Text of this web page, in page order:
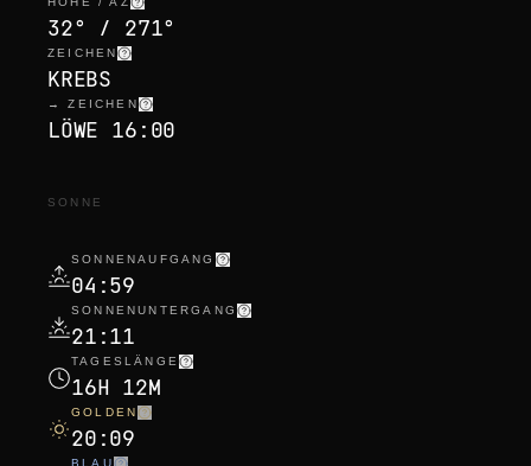
32° / 271°
ZEICHEN
KREBS
→ ZEICHEN
LÖWE 16:00
SONNE
SONNENAUFGANG
04:59
SONNENUNTERGANG
21:11
TAGESLÄNGE
16H 12M
GOLDEN
20:09
BLAU